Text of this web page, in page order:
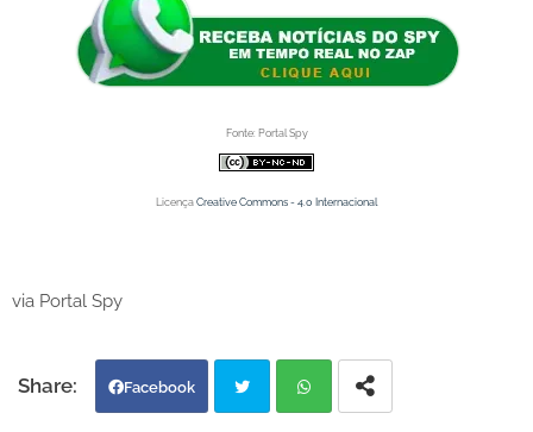
Fonte: Portal Spy
Licença Creative Commons - 4.0 Internacional
via Portal Spy
Facebook